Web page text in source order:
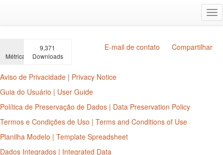
Métricas
9,371
Downloads
E-mail de contato Compartilhar
Aviso de Privacidade | Privacy Notice
Guia do Usuário | User Guide
Política de Preservação de Dados | Data Preservation Policy
Termos e Condições de Uso | Terms and Conditions of Use
Planilha Modelo | Template Spreadsheet
Dados Integrados | Integrated Data